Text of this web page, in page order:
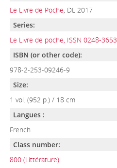
Le Livre de Poche, DL 2017
Series:
Le Livre de poche, ISSN 0248-3653
ISBN (or other code):
978-2-253-09246-9
Size:
1 vol. (952 p.) / 18 cm
Langues :
French
Class number:
800 (Littérature)